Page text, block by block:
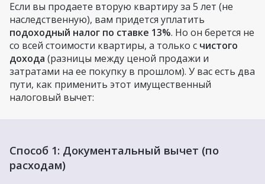
Если вы продаете вторую квартиру за 5 лет (не
наследственную), вам придется уплатить
подоходный налог по ставке 13%. Но он берется не
со всей стоимости квартиры, а только с чистого
дохода (разницы между ценой продажи и
затратами на ее покупку в прошлом). У вас есть два
пути, как применить этот имущественный
налоговый вычет:
Способ 1: Документальный вычет (по
расходам)